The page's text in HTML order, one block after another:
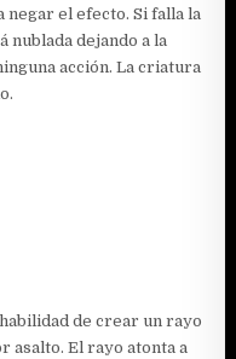
el efecto. Si falla la
nublada dejando a la
acción. La criatura
de crear un rayo
asalto. El rayo atonta a